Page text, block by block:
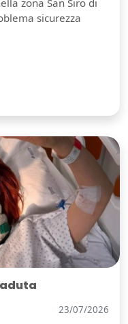
zona San Siro di
sicurezza
23/07/2026